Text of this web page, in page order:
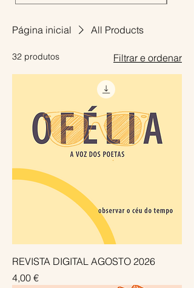
Página inicial All Products
32 produtos Filtrar e ordenar
REVISTA DIGITAL AGOSTO 2026
Preço
4,00 €